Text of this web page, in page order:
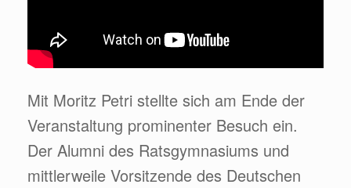
Mit Moritz Petri stellte sich am Ende der
Veranstaltung prominenter Besuch ein.
Der Alumni des Ratsgymnasiums und
mittlerweile Vorsitzende des Deutschen